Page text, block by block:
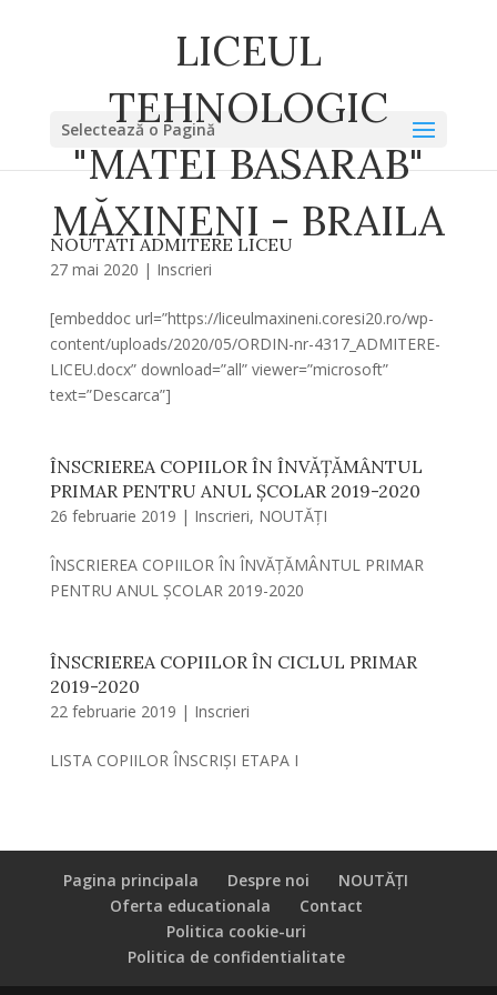
LICEUL
TEHNOLOGIC
"MATEI BASARAB"
MĂXINENI - BRAILA
Selectează o Pagină
NOUTATI ADMITERE LICEU
27 mai 2020 | Inscrieri
[embeddoc url=”https://liceulmaxineni.coresi20.ro/wp-
content/uploads/2020/05/ORDIN-nr-4317_ADMITERE-
LICEU.docx” download=”all” viewer=”microsoft”
text=”Descarca”]
ÎNSCRIEREA COPIILOR ÎN ÎNVĂȚĂMÂNTUL
PRIMAR PENTRU ANUL ȘCOLAR 2019-2020
26 februarie 2019 | Inscrieri, NOUTĂȚI
ÎNSCRIEREA COPIILOR ÎN ÎNVĂȚĂMÂNTUL PRIMAR
PENTRU ANUL ȘCOLAR 2019-2020
ÎNSCRIEREA COPIILOR ÎN CICLUL PRIMAR
2019-2020
22 februarie 2019 | Inscrieri
LISTA COPIILOR ÎNSCRIȘI ETAPA I
Pagina principala Despre noi
NOUTĂȚI
Oferta educationala
Contact
Politica cookie-uri
Politica de confidentialitate